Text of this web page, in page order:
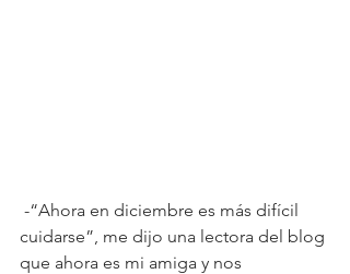
cuidarse”, me dijo una lectora del blog
que ahora es mi amiga y nos